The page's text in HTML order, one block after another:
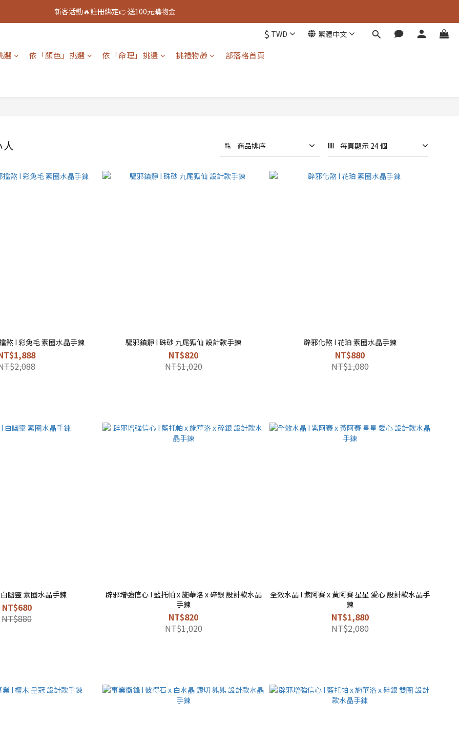
新客活動🔥註冊綁定👉送100元購物金
新客活動🔥註冊綁定👉送100元購物金
新客活動🔥註冊綁定👉送100元購物金
$ TWD 繁體中文
選 依「顏色」挑選 依「命理」挑選 挑禮物🎁 部落格首頁
商品排序 每頁顯示 24 個
煞 I 彩兔毛 素圈水晶手鍊 驅邪鎮靜 I 硃砂 九尾狐仙 設計款手鍊
NT$820
NT$1,020
辟邪化煞 I 花珀 素圈水晶手鍊
NT$880
NT$1,080
幽靈 素圈水晶手鍊
NT$680
NT$880
辟邪增強信心 I 藍托帕 x 施華洛 x 碎銀 設計款水晶
手鍊
NT$820
NT$1,020
全效水晶 I 紫阿賽 x 黃阿賽 星星 愛心 設計款水晶手
鍊
NT$1,880
NT$2,080